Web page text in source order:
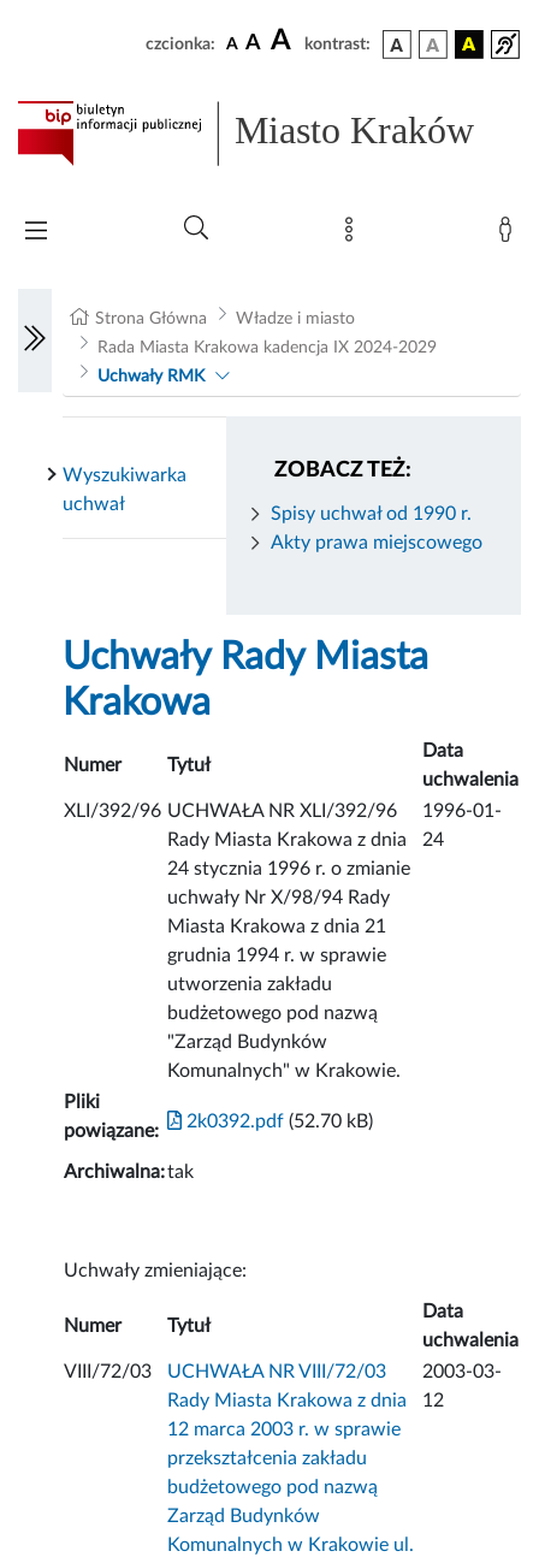
czcionka: A A A kontrast:
Miasto Kraków
Strona Główna
Władze i miasto
Rada Miasta Krakowa kadencja IX 2024-2029
Uchwały RMK
ZOBACZ TEŻ:
Spisy uchwał od 1990 r.
Akty prawa miejscowego
Wyszukiwarka
uchwał
Uchwały Rady Miasta
Krakowa
Numer Tytuł
Data
uchwalenia
XLI/392/96 UCHWAŁA NR XLI/392/96
Rady Miasta Krakowa z dnia
24 stycznia 1996 r. o zmianie
uchwały Nr X/98/94 Rady
Miasta Krakowa z dnia 21
grudnia 1994 r. w sprawie
utworzenia zakładu
budżetowego pod nazwą
"Zarząd Budynków
Komunalnych" w Krakowie.
1996-01-
24
Pliki
powiązane:
2k0392.pdf (52.70 kB)
Archiwalna:tak
Uchwały zmieniające:
Numer Tytuł
Data
uchwalenia
VIII/72/03
UCHWAŁA NR VIII/72/03
Rady Miasta Krakowa z dnia
12 marca 2003 r. w sprawie
przekształcenia zakładu
budżetowego pod nazwą
Zarząd Budynków
Komunalnych w Krakowie ul.
2003-03-
12